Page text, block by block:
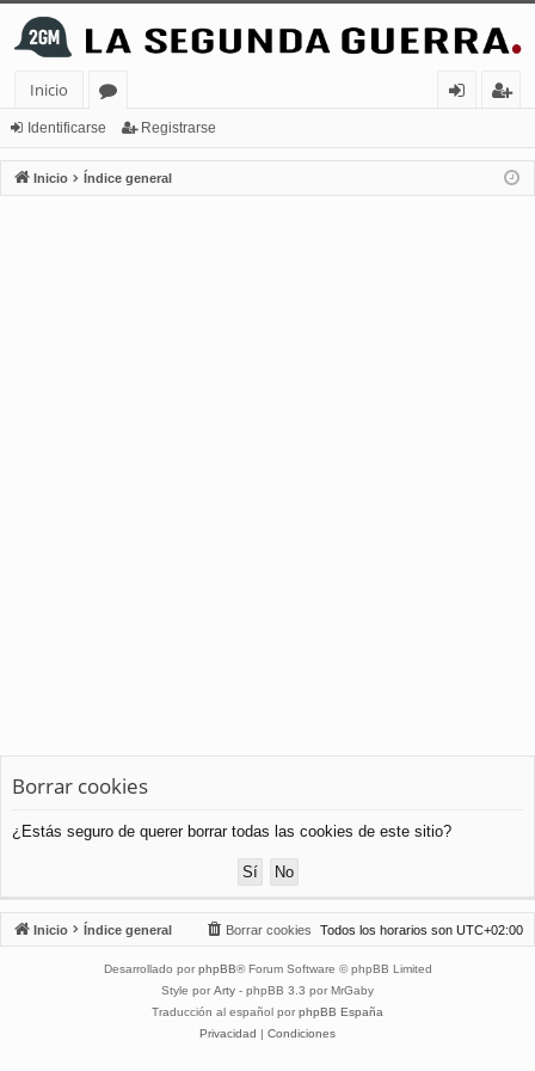
Inicio
or
os
nt
ifi
ist
ra
Identificarse Registrarse
Inicio Índice general
Borrar cookies
¿Estás seguro de querer borrar todas las cookies de este sitio?
Inicio Índice general Todos los horarios son UTC+02:00
Borrar cookies
Desarrollado por phpBB® Forum Software © phpBB Limited
Style por Arty - phpBB 3.3 por MrGaby
Traducción al español por phpBB España
Privacidad | Condiciones